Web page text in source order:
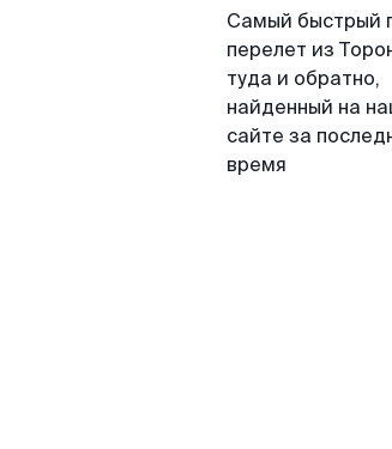
Самый быстрый
перелет из
туда и обратно,
найденный на
сайте за
время